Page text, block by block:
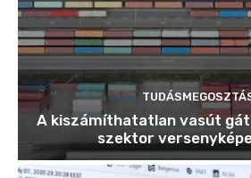
A kiszámíthatatlan vasút
szektor